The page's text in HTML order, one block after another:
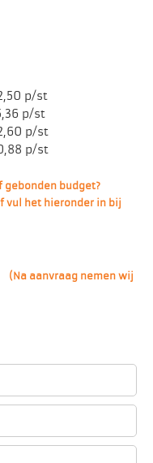
p/st
p/st
p/st
p/st
gebonden budget?
vul het hieronder in bij
(Na aanvraag nemen wij